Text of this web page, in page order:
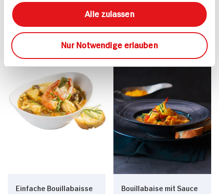
Alle zulassen
Nur Notwendige erlauben
Einfache Bouillabaisse
Bouillabaise mit Sauce